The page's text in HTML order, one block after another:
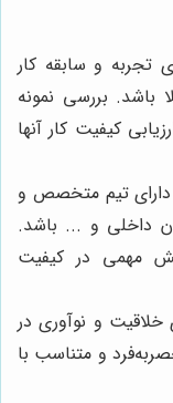
تجربه و سابقه کار
باشد. بررسی نمونه
کیفیت کار آنها
تیم متخصص و
داخلی و ... باشد.
مهمی در کیفیت
خلاقیت و نوآوری در
و متناسب با